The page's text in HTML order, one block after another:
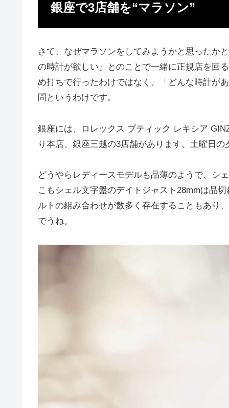
銀座で3店舗を“マラソン”
さて、なぜマラソンをしてみようかと思ったか
の時計が欲しい』とのことで一緒に正規店を回
め打ちで行ったわけではなく、「どんな時計が
問というわけです。
銀座には、ロレックス ブティック レキシア
り本店、銀座三越の3店舗があります。土曜日
どうやらレディースモデルも品薄のようで、シ
こもシェル文字盤のデイトジャスト28mmは品
ルトの組み合わせが数多く存在することもあり
でうね。